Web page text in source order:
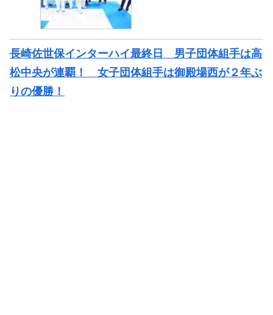
長崎佐世保インターハイ最終日 男子団体組手は高
松中央が連覇！ 女子団体組手は御殿場西が２年ぶ
りの優勝！